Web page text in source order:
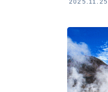
2025.11.25